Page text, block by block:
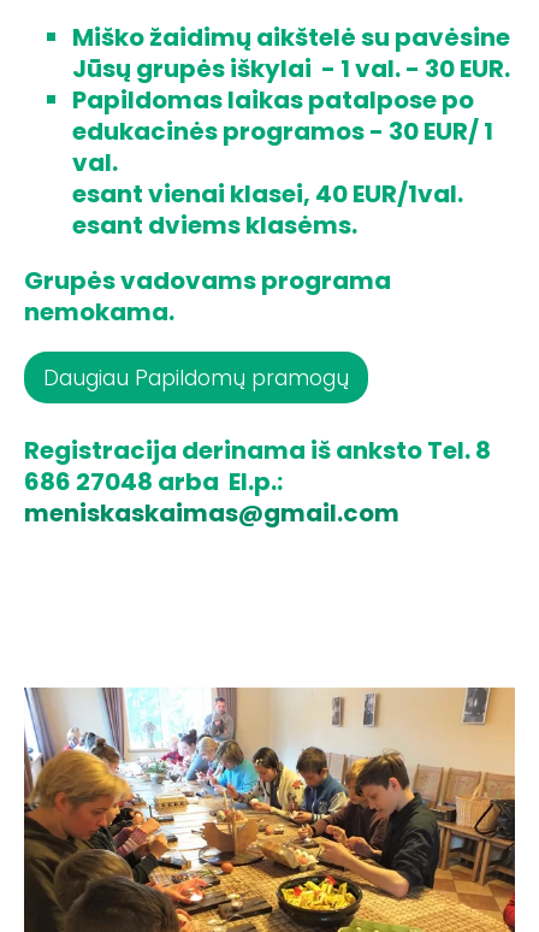
Miško žaidimų aikštelė su pavėsine
Jūsų grupės iškylai - 1 val. - 30 EUR.
Papildomas laikas patalpose po
edukacinės programos - 30 EUR/ 1
val.
esant vienai klasei, 40 EUR/1val.
esant dviems klasėms.
Grupės vadovams programa
nemokama.
Daugiau Papildomų pramogų
Registracija derinama iš anksto Tel. 8
686 27048 arba El.p.:
meniskaskaimas@gmail.com